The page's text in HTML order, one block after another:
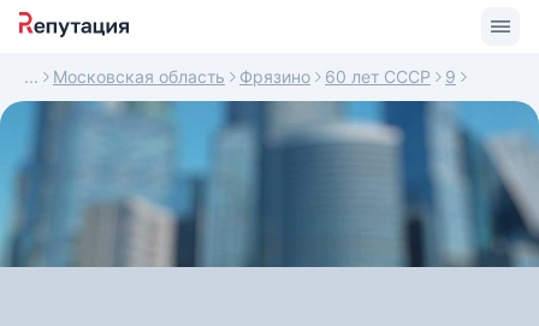
Московская область Фрязино 60 лет СССР 9